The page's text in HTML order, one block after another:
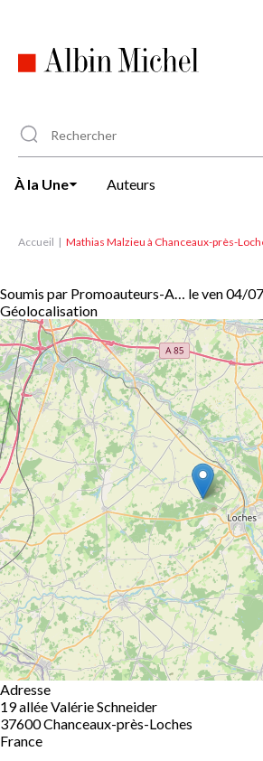
principal
À la Une Auteurs
Accueil Mathias Malzieu à Chanceaux-près-
Soumis par Promoauteurs-A… leven 04/
Géolocalisation
Adresse
19 allée Valérie Schneider
37600Chanceaux-près-Loches
France